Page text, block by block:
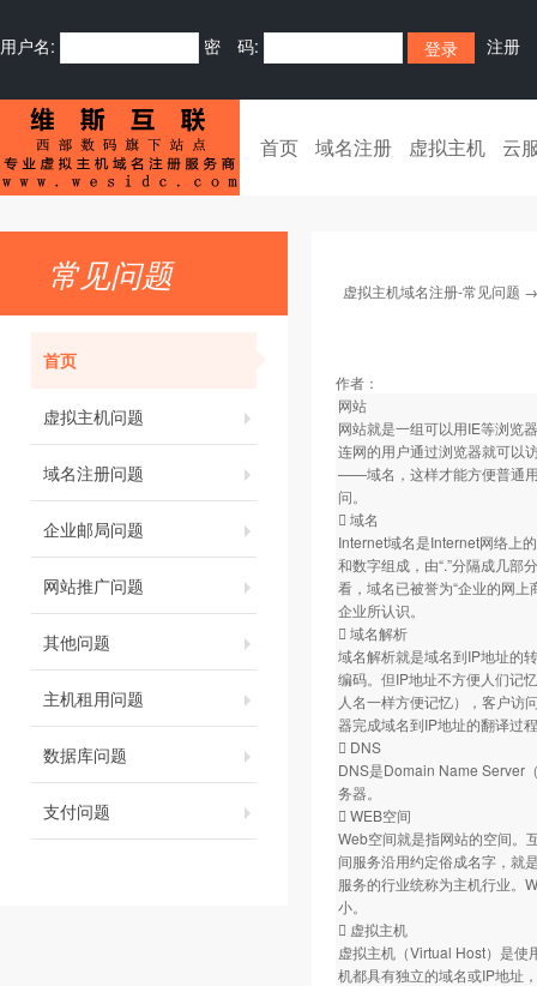
用户名: 密 码: 注册
首页 域名注册 虚拟主机 云
常见问题
首页
虚拟主机问题
域名注册问题
企业邮局问题
网站推广问题
其他问题
主机租用问题
数据库问题
支付问题
虚拟主机域名注册-常见问题
作者：
网站
网站就是一组可以用IE等浏览
连网的用户通过浏览器就可以
——域名，这样才能方便普通
问。
 域名
Internet域名是Internet网络上
和数字组成，由“.”分隔成几部
看，域名已被誉为“企业的网
企业所认识。
 域名解析
域名解析就是域名到IP地址的
编码。但IP地址不方便人们记
人名一样方便记忆），客户访
器完成域名到IP地址的翻译过
 DNS
DNS是Domain Name Server
务器。
 WEB空间
Web空间就是指网站的空间。
间服务沿用约定俗成名字，就
服务的行业统称为主机行业。
小。
 虚拟主机
虚拟主机（Virtual Host）是使
机都具有独立的域名或IP地址